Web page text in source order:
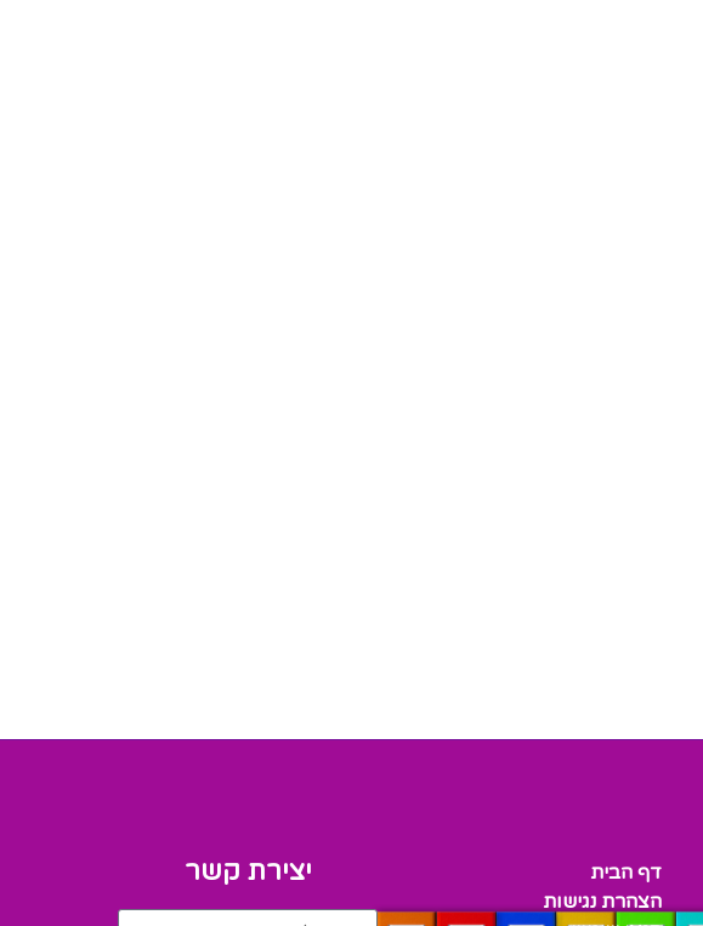
דף הבית
הצהרת נגישות
יצירת קשר